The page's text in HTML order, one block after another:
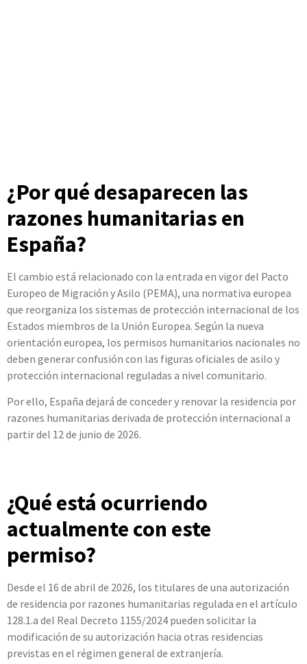
¿Por qué desaparecen las
razones humanitarias en
España?
El cambio está relacionado con la entrada en vigor del Pacto
Europeo de Migración y Asilo (PEMA), una normativa europea
que reorganiza los sistemas de protección internacional de los
Estados miembros de la Unión Europea. Según la nueva
orientación europea, los permisos humanitarios nacionales no
deben generar confusión con las figuras oficiales de asilo y
protección internacional reguladas a nivel comunitario.
Por ello, España dejará de conceder y renovar la residencia por
razones humanitarias derivada de protección internacional a
partir del 12 de junio de 2026.
¿Qué está ocurriendo
actualmente con este
permiso?
Desde el 16 de abril de 2026, los titulares de una autorización
de residencia por razones humanitarias regulada en el artículo
128.1.a del Real Decreto 1155/2024 pueden solicitar la
modificación de su autorización hacia otras residencias
previstas en el régimen general de extranjería.